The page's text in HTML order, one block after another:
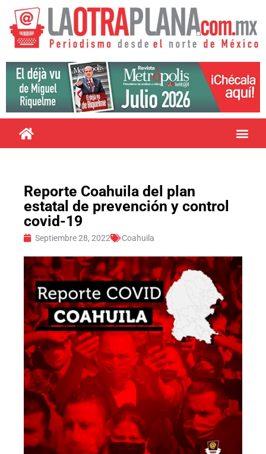
Reporte Coahuila del plan
estatal de prevención y control
covid-19
Septiembre 28, 2022 Coahuila